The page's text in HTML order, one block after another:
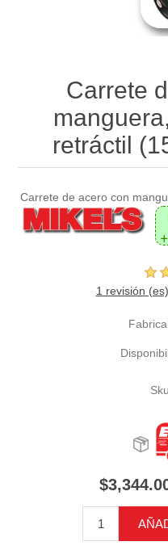
Carrete
retráctil
Carrete de acero con
1 revisión (es)